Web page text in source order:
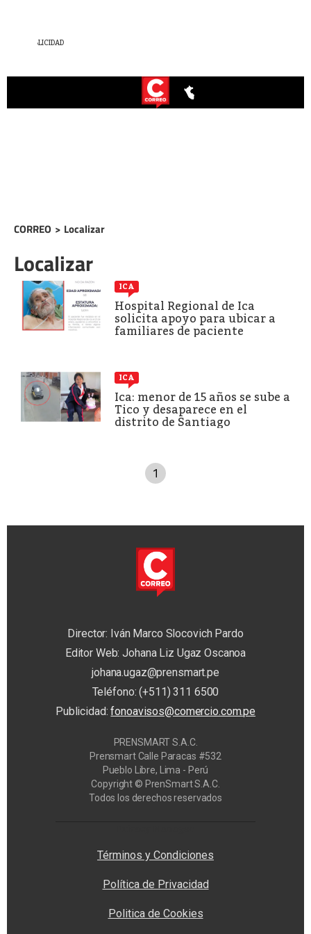
CORREO > Localizar
Localizar
ICA
Hospital Regional de Ica
solicita apoyo para ubicar a
familiares de paciente
ICA
Ica: menor de 15 años se sube a
Tico y desaparece en el
distrito de Santiago
1
Director: Iván Marco Slocovich Pardo
Editor Web: Johana Liz Ugaz Oscanoa
johana.ugaz@prensmart.pe
Teléfono: (+511) 311 6500
Publicidad:fonoavisos@comercio.com.pe
PRENSMART S.A.C.
Prensmart Calle Paracas #532
Pueblo Libre, Lima - Perú
Copyright © PrenSmart S.A.C.
Todos los derechos reservados
Términos y Condiciones
Política de Privacidad
Politica de Cookies